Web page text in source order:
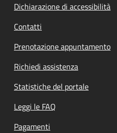
Dichiarazione di accessibilità
Contatti
Prenotazione appuntamento
Richiedi assistenza
Statistiche del portale
Leggi le FAQ
Pagamenti